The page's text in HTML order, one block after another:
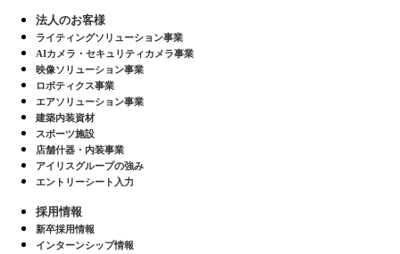
法人のお客様
ライティングソリューション事業
AIカメラ・セキュリティカメラ事業
映像ソリューション事業
ロボティクス事業
エアソリューション事業
建築内装資材
スポーツ施設
店舗什器・内装事業
アイリスグループの強み
エントリーシート入力
採用情報
新卒採用情報
インターンシップ情報